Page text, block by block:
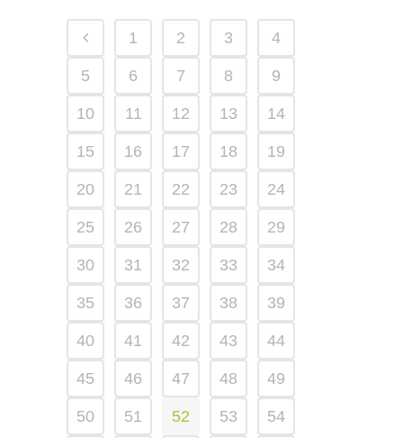
1 2 3 4
5 6 7 8 9
10 11 12 13 14
15 16 17 18 19
20 21 22 23 24
25 26 27 28 29
30 31 32 33 34
35 36 37 38 39
40 41 42 43 44
45 46 47 48 49
50 51 52 53 54